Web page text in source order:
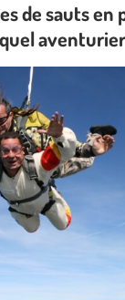
de sauts en